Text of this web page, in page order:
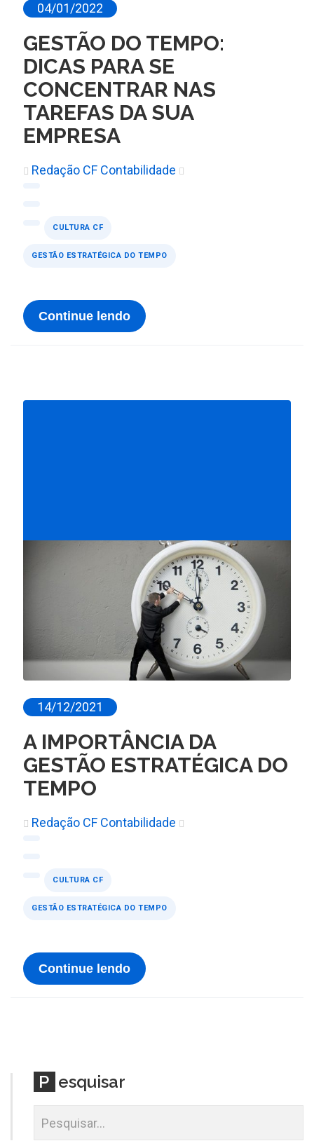
04/01/2022
GESTÃO DO TEMPO:
DICAS PARA SE
CONCENTRAR NAS
TAREFAS DA SUA
EMPRESA
Redação CF Contabilidade
CULTURA CF
GESTÃO ESTRATÉGICA DO TEMPO
Continue lendo
14/12/2021
A IMPORTÂNCIA DA
GESTÃO ESTRATÉGICA DO
TEMPO
Redação CF Contabilidade
CULTURA CF
GESTÃO ESTRATÉGICA DO TEMPO
Continue lendo
P esquisar